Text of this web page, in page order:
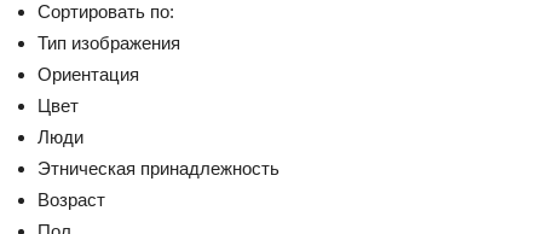
Сортировать по:
Тип изображения
Ориентация
Цвет
Люди
Этническая принадлежность
Возраст